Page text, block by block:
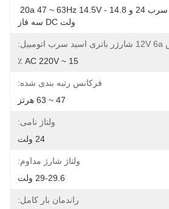
شارژر باتری اتومبیل سرب 24 و 20a 47 ~ 63Hz 14.5V - 14.8
ولت DC سه فاز
AC 220V ~ 15 ٪
فرکانس رتبه بندی شده:
47 ~ 63 هرتز
ولتاژ نامی:
24 ولت
ولتاژ شارژ مداوم:
29-29.6 ولت
راندمان بار کامل: